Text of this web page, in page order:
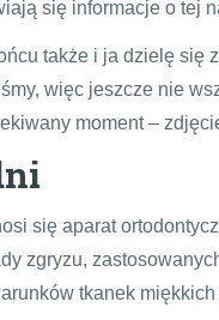
się informacje o tej
także i ja dzielę się
więc jeszcze nie
moment –
się aparat
zgryzu,
tkanek miękkich